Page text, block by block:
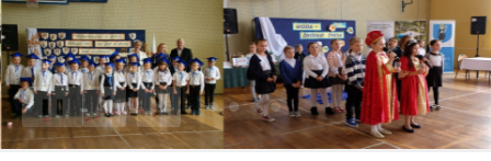
Poprzedni Element
Następny Element
❚❚